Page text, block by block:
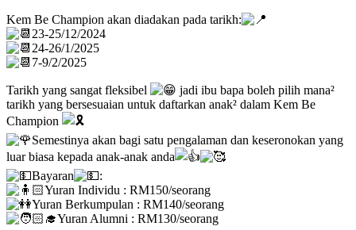
Kem Be Champion akan diadakan pada tarikh:
23-25/12/2024
24-26/1/2025
7-9/2/2025
Tarikh yang sangat fleksibel
jadi ibu bapa boleh pilih mana²
tarikh yang bersesuaian untuk daftarkan anak² dalam Kem Be
Champion
Semestinya akan bagi satu pengalaman dan keseronokan yang
luar biasa kepada anak-anak anda
Bayaran
:
Yuran Individu : RM150/seorang
Yuran Berkumpulan : RM140/seorang
Yuran Alumni : RM130/seorang